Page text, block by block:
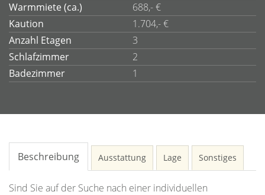
Warmmiete (ca.)
688,- €
Kaution
1.704,- €
Anzahl Etagen
3
Schlafzimmer
2
Badezimmer
1
Beschreibung Ausstattung Lage Sonstiges
Sind Sie auf der Suche nach einer individuellen